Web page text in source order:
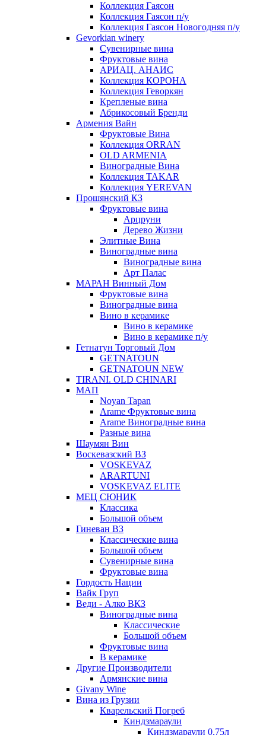
Коллекция Гаясон
Коллекция Гаясон п/у
Коллекция Гаясон Новогодняя п/у
Gevorkian winery
Сувенирные вина
Фруктовые вина
АРИАЦ. АНАИС
Коллекция КОРОНА
Коллекция Геворкян
Крепленые вина
Абрикосовый Бренди
Армения Вайн
Фруктовые Вина
Коллекция ORRAN
OLD ARMENIA
Виноградные Вина
Коллекция TAKAR
Коллекция YEREVAN
Прошянский КЗ
Фруктовые вина
Арцруни
Дерево Жизни
Элитные Вина
Виноградные вина
Виноградные вина
Арт Палас
МАРАН Винный Дом
Фруктовые вина
Виноградные вина
Вино в керамике
Вино в керамике
Вино в керамике п/у
Гетнатун Торговый Дом
GETNATOUN
GETNATOUN NEW
TIRANI. OLD CHINARI
МАП
Noyan Tapan
Arame Фруктовые вина
Arame Виноградные вина
Разные вина
Шаумян Вин
Воскевазский ВЗ
VOSKEVAZ
ARARTUNI
VOSKEVAZ ELITE
МЕЦ СЮНИК
Классика
Большой объем
Гиневан ВЗ
Классические вина
Большой объем
Сувенирные вина
Фруктовые вина
Гордость Нации
Вайк Груп
Веди - Алко ВКЗ
Виноградные вина
Классические
Большой объем
Фруктовые вина
В керамике
Другие Производители
Армянские вина
Givany Wine
Вина из Грузии
Кварельский Погреб
Киндзмараули
Киндзмараули 0,75л